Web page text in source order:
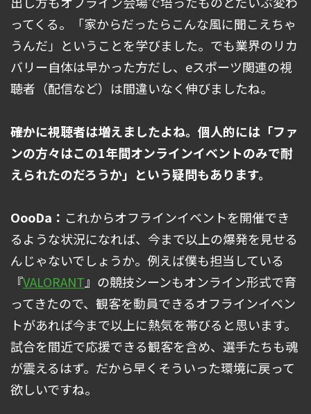
ってくる。「家からだったらこんな風に聞こえちゃ
うんだ」ということを学びました。でも業界のリカ
バリー自体は早かった方だし、eスポーツ関連の視
聴者（配信など）は間違いなく伸びましたね。
――確かに視聴者は増えましたよね。個人的には「ファ
ンの方々はこの1年間オンラインイベントのみで耐
えられたのだろうか」という疑問もあります。
OooDa： これからオフラインイベントを開催でき
るような状況になれば、今まで以上の爆発を見せる
んじゃないでしょうか。例えば僕も担当している
『VALORANT』の競技シーンもオンライン形式で育
ってきたので、観客を動員できるオフラインイベン
トがあれば今まで以上に熱気を帯びると思います。
試合を間近で応援できる観客を含め、選手たちも魂
が震えるはず。だから早くそういった環境に戻って
欲しいですね。